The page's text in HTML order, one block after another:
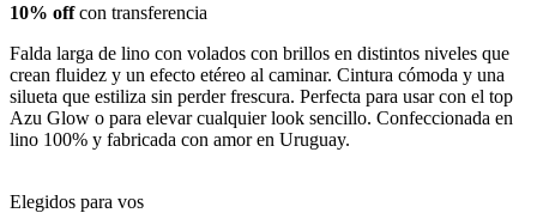
10% offcon transferencia
Falda larga de lino con volados con brillos en distintos niveles que
crean fluidez y un efecto etéreo al caminar. Cintura cómoda y una
silueta que estiliza sin perder frescura. Perfecta para usar con el top
Azu Glow o para elevar cualquier look sencillo. Confeccionada en
lino 100% y fabricada con amor en Uruguay.
Elegidos para vos